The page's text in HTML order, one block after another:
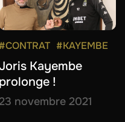
#CONTRAT #KAYEMBE
Kayembe
prolonge !
novembre 2021